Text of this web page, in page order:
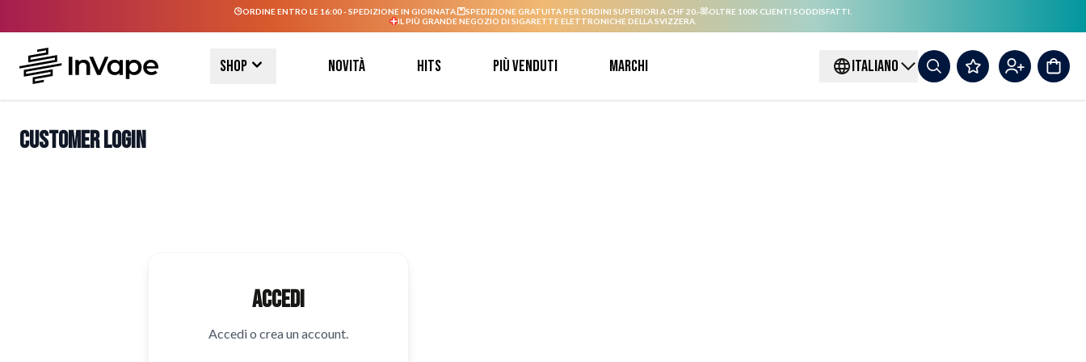
ORDINE ENTRO LE 16:00 - SPEDIZIONE IN GIORNATA. SPEDIZIONE GRATUITA PER ORDINI SUPERIORI A CHF 20.-
OLTRE 100K CLIENTI SODDISFATTI.
IL PIÙ GRANDE NEGOZIO DI SIGARETTE ELETTRONICHE DELLA SVIZZERA.
Shop Novità Hits Più venduti Marchi ITALIANO
Customer Login
Accedi
Accedi o crea un account.